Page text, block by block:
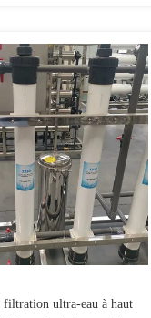
filtration ultra-eau à haut